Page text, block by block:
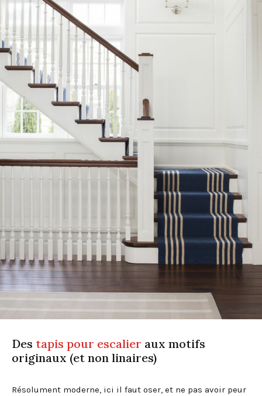
Des tapis pour escalier aux motifs
originaux (et non linaires)
Résolument moderne, ici il faut oser, et ne pas avoir peur